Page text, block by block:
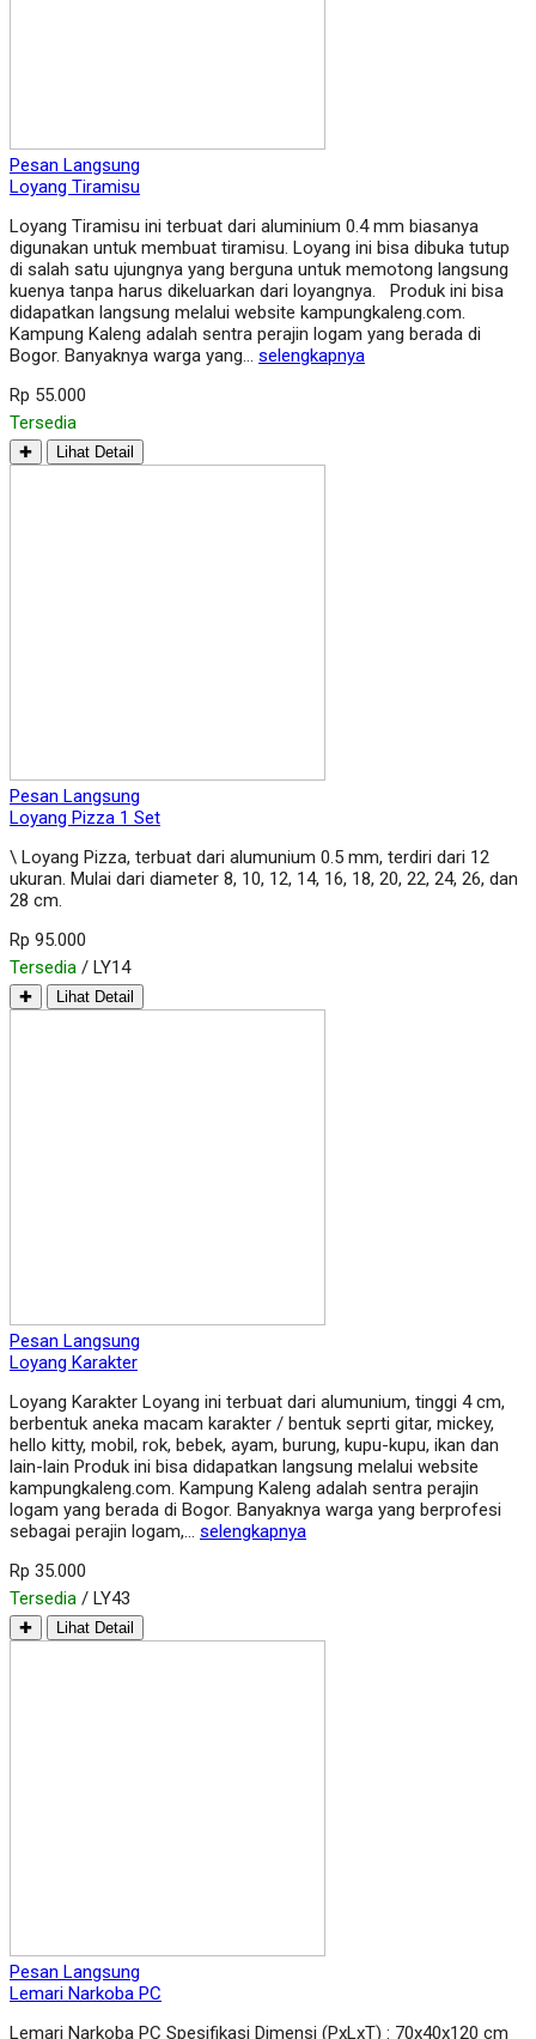
Pesan Langsung
Loyang Tiramisu
Loyang Tiramisu ini terbuat dari aluminium 0.4 mm biasanya
digunakan untuk membuat tiramisu. Loyang ini bisa dibuka tutup
di salah satu ujungnya yang berguna untuk memotong langsung
kuenya tanpa harus dikeluarkan dari loyangnya. Produk ini bisa
didapatkan langsung melalui website kampungkaleng.com.
Kampung Kaleng adalah sentra perajin logam yang berada di
Bogor. Banyaknya warga yang… selengkapnya
Rp 55.000
Tersedia
✚ Lihat Detail
Pesan Langsung
Loyang Pizza 1 Set
\ Loyang Pizza, terbuat dari alumunium 0.5 mm, terdiri dari 12
ukuran. Mulai dari diameter 8, 10, 12, 14, 16, 18, 20, 22, 24, 26, dan
28 cm.
Rp 95.000
Tersedia / LY14
✚ Lihat Detail
Pesan Langsung
Loyang Karakter
Loyang Karakter Loyang ini terbuat dari alumunium, tinggi 4 cm,
berbentuk aneka macam karakter / bentuk seprti gitar, mickey,
hello kitty, mobil, rok, bebek, ayam, burung, kupu-kupu, ikan dan
lain-lain Produk ini bisa didapatkan langsung melalui website
kampungkaleng.com. Kampung Kaleng adalah sentra perajin
logam yang berada di Bogor. Banyaknya warga yang berprofesi
sebagai perajin logam,… selengkapnya
Rp 35.000
Tersedia / LY43
✚ Lihat Detail
Pesan Langsung
Lemari Narkoba PC
Lemari Narkoba PC Spesifikasi Dimensi (PxLxT) : 70x40x120 cm